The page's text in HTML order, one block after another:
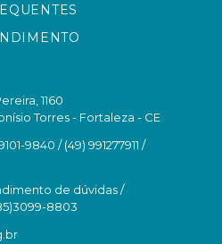
1160
Torres - Fortaleza - CE
9840 / (49) 991277911 /
de dúvidas /
8803